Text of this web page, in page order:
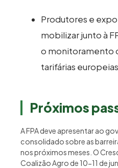
Produtores e
mobilizar junto à
o monitoramento
tarifárias europeias
Próximos
A FPA deve apresentar ao
consolidado sobre as
nos próximos meses. O
Coalizão Agro de 10-11 de